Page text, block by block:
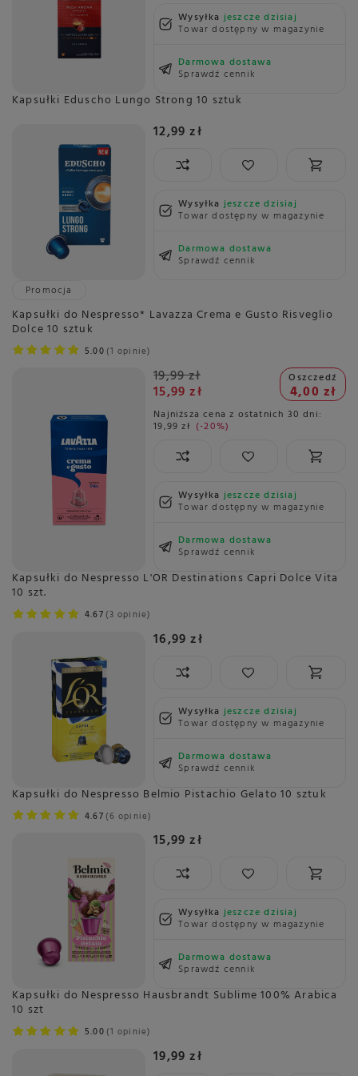
Wysyłkajeszcze dzisiaj
Towar dostępny w magazynie
Darmowa dostawa
Sprawdź cennik
Kapsułki Eduscho Lungo Strong 10 sztuk
12,99 zł
Wysyłkajeszcze dzisiaj
Towar dostępny w magazynie
Darmowa dostawa
Sprawdź cennik
Promocja
Kapsułki do Nespresso* Lavazza Crema e Gusto Risveglio
Dolce 10 sztuk
5.00 1 opinie
19,99 zł
15,99 zł
Oszczedź
4,00 zł
Najniższa cena z ostatnich 30 dni:
19,99 zł -20%
Wysyłkajeszcze dzisiaj
Towar dostępny w magazynie
Darmowa dostawa
Sprawdź cennik
Kapsułki do Nespresso L'OR Destinations Capri Dolce Vita
10 szt.
4.67 3 opinie
16,99 zł
Wysyłkajeszcze dzisiaj
Towar dostępny w magazynie
Darmowa dostawa
Sprawdź cennik
Kapsułki do Nespresso Belmio Pistachio Gelato 10 sztuk
4.67 6 opinie
15,99 zł
Wysyłkajeszcze dzisiaj
Towar dostępny w magazynie
Darmowa dostawa
Sprawdź cennik
Kapsułki do Nespresso Hausbrandt Sublime 100% Arabica
10 szt
5.00 1 opinie
19,99 zł